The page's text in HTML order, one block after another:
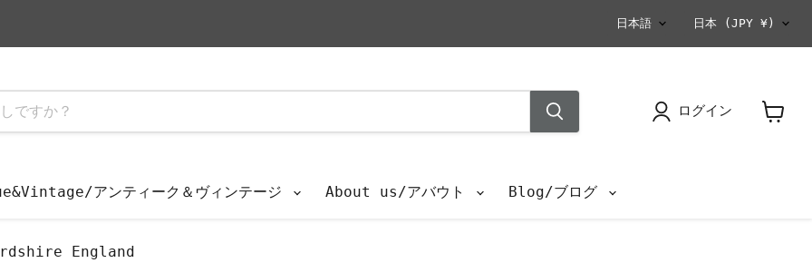
言
語
日本語 国
日本 (JPY ¥)
ログイン
アンティーク＆ヴィンテージ About us/アバウト Blog/ブログ
England